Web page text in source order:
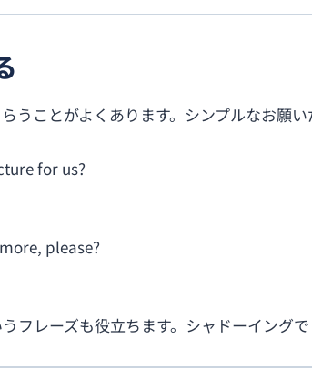
うことがよくあります。シンプルなお願
for us?
please?
フレーズも役立ちます。シャドーイング